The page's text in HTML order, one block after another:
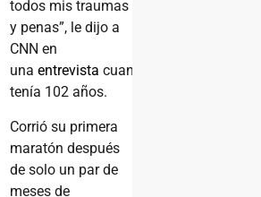
todos mis traumas
y penas”, le dijo a
CNN en
unaentrevista cuando
tenía 102 años.
Corrió su primera
maratón después
de solo un par de
meses de